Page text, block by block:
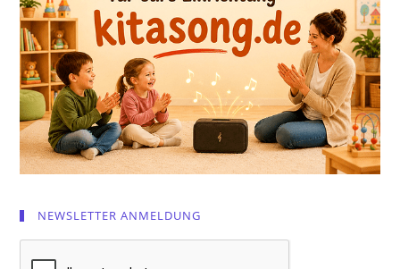
NEWSLETTER ANMELDUNG